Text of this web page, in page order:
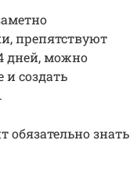
препятствуют
дней, можно
и создать
обязательно знать